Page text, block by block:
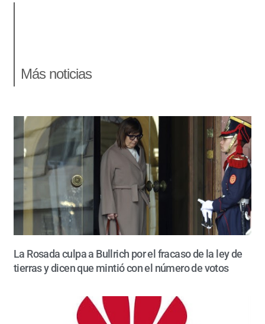
Más noticias
La Rosada culpa a Bullrich por el fracaso de la ley de
tierras y dicen que mintió con el número de votos